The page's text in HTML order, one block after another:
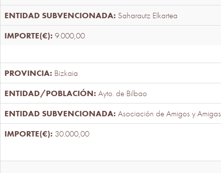
Saharautz Elkartea
9.000,00
Bizkaia
Ayto. de Bilbao
Asociación de Amigos y
30.000,00